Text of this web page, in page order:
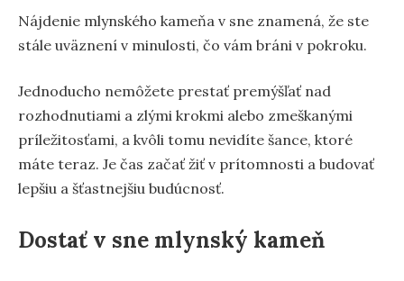
Nájdenie mlynského kameňa v sne znamená, že ste
stále uväznení v minulosti, čo vám bráni v pokroku.
Jednoducho nemôžete prestať premýšľať nad
rozhodnutiami a zlými krokmi alebo zmeškanými
príležitosťami, a kvôli tomu nevidíte šance, ktoré
máte teraz. Je čas začať žiť v prítomnosti a budovať
lepšiu a šťastnejšiu budúcnosť.
Dostať v sne mlynský kameň